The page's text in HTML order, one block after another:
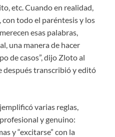
etc. Cuando en realidad,
todo el paréntesis y los
esas palabras,
una manera de hacer
de casos”, dijo Zloto al
después transcribió y editó
varias reglas,
y genuino:
y “excitarse” con la